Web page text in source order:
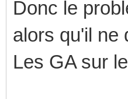
Donc le
alors qu'il ne
Les GA sur